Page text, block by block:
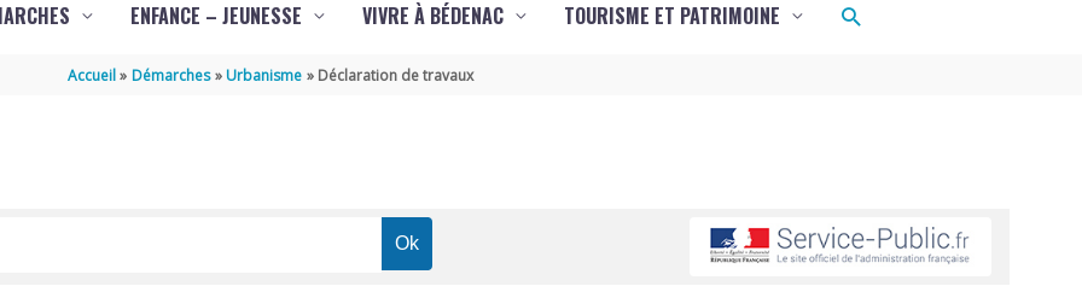
ENFANCE – JEUNESSE VIVRE À BÉDENAC TOURISME ET PATRIMOINE Rechercher
Accueil Démarches Urbanisme Déclaration de travaux